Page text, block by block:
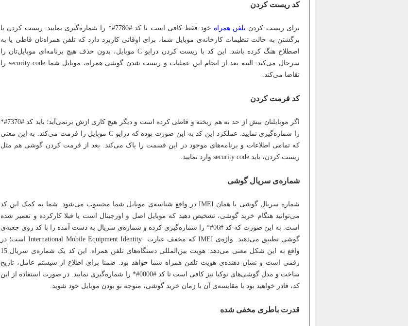
کد ریست کردن
برای ریست کردن تلفن همراه
خود فقط کافی است تا کد #7780#* را شماره‌گیری نمایید. ریست کردن یا
برگشتن به حالت تنظیمات کارخانه‌ی موبایل شما، برای اوقاتی کاربرد دارد که تلفن همراه‌تان قاطی یا به
اصطلاح هنگ کرده باشد. این کد با ریست کردن درایو C موبایل، بدون حذف هیچ برنامه‌ای موبایل‌تان را
سرحال می‌کند. البته بعد از انجام این عملیات و ریست شدن گوشی همراه، موبایل شما security code را
تقاضا می‌کند.
کد فرمت کردن
اگر موبایلتان بیش از حد به هم ریخته و قاطی کرده است و دیگر هیچ کاری ازش برنمی‌آید؛ باید کد #7370#*
را شماره‌گیری نمایید. عملکرد این کد به این صورت بوده که درایو C موبایل را فرمت می‌کند. به این معنی
که تمامی اطلاعات و برنامه‌های موجود در این قسمت را پاک می‌کند. بعد از فرمت کردن گوشی هم مثل
ریست کردن، باید security code وارد نمایید.
شماره‌ی سریال گوشی
شماره سریال گوشی یا همان IMEI در واقع شناسه‌ی موبایل شما محسوب می‌شود. شما به کمک این کد
می‌توانید هنگام خرید گوشی، تشخیص دهید که موبایل اصل و اورجینال است یا قبلا کارکرده و تعمیر شده
است. به این صورت که کد #06#* را شماره‌گیری کرده و شماره‌ی سریال به دست آمده را با کد روی جعبه‌ی
گوشی تطبیق می‌دهید. واژه‌ی IMEI که مخفف عبارت International Mobile Equipment Identity است؛ در
واقع به این شکل معنی می‌دهد: هویت بین‌المللی دستگاه‌های تلفن همراه. این کد یک شماره‌ی سریال 15
رقمی است و نشان دهنده‌ی هویت تلفن همراه شما خواهد بود. ضمنا برای اطلاع از سیستم عامل، تاریخ
ساخت و مدل گوشی‌های نوکیا نیز کافی است تا کد #0000#* را شماره‌گیری نمایید. در صورت استفاده از این
کد، قادر خواهید بود با مقایسه‌ی آن با زمان خرید گوشی، متوجه نو بودن موبایل خود شوید.
قدرت باطری مخفی شده